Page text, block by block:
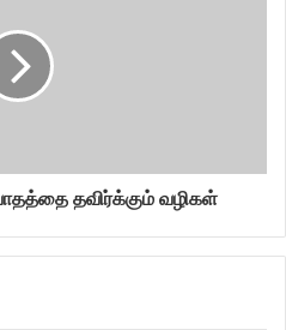
தவிர்க்கும் வழிகள்